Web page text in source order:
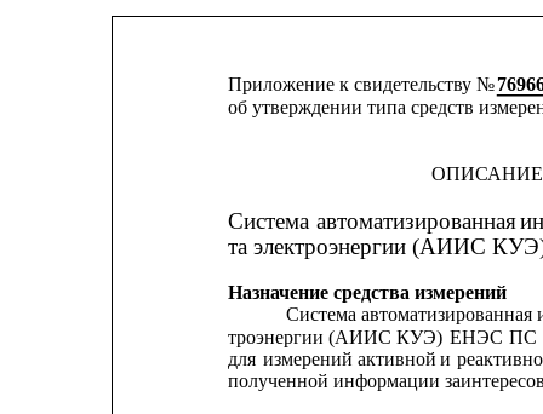
Приложение к свидетельству №
об утверждении типа средств
ОПИСАНИЕ
Система автоматизированная
та электроэнергии (АИИС
Назначение средства измерений
Система автоматизированная
троэнергии (АИИС КУЭ) ЕНЭС ПС
для измерений активной и
полученной информации